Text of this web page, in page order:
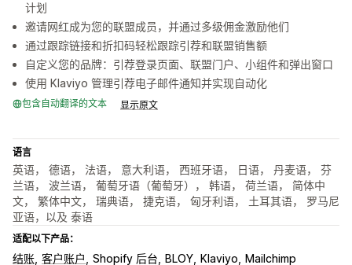
计划
邀请网红成为您的联盟成员，并通过多级佣金激励他们
通过跟踪链接和折扣码轻松跟踪引荐和联盟销售额
自定义您的品牌：引荐登录页面、联盟门户、小组件和弹出窗口
使用 Klaviyo 管理引荐电子邮件通知并实现自动化
包含自动翻译的文本 显示原文
语言
英语， 德语， 法语， 意大利语， 西班牙语， 日语， 丹麦语， 芬
兰语， 波兰语， 葡萄牙语（葡萄牙）， 韩语， 荷兰语， 简体中
文， 繁体中文， 瑞典语， 捷克语， 匈牙利语， 土耳其语， 罗马尼
亚语，以及 泰语
适配以下产品：
结账 客户账户 Shopify 后台 BLOY Klaviyo Mailchimp